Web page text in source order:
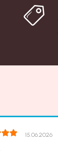
15.06.2026